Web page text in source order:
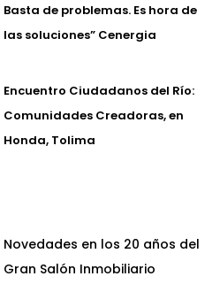
Basta de problemas. Es hora de
las soluciones” Cenergia
Encuentro Ciudadanos del Río:
Comunidades Creadoras, en
Honda, Tolima
Novedades en los 20 años del
Gran Salón Inmobiliario